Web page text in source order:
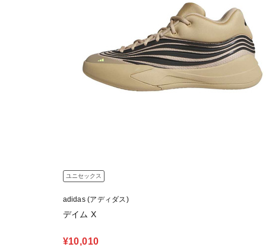
ユニセックス
adidas (アディダス)
デイム X
¥10,010